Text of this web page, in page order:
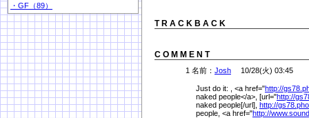
・GF（89）
T R A C K B A C K
C O M M E N T
1 名前： Josh 10/28(火) 03:45
Just do it: , <a href="http://
naked people</a>, [url="http://
naked people[/url], http://
people, <a href="http://